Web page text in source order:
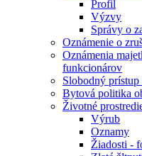
Profil
Výzvy
Správy o
Oznámenie o
Oznámenia
funkcionárov
Slobodný
Bytová politika
Životné
Výrub
Oznamy
Žiadosti -